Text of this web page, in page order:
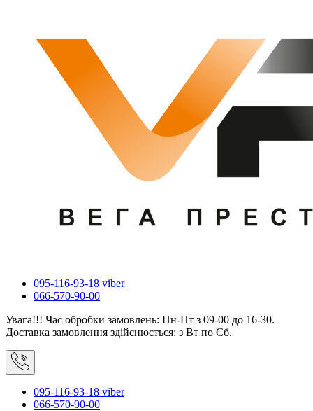
095-116-93-18 viber
066-570-90-00
Увага!!! Час обробки замовлень: Пн-Пт з 09-00 до 16-30.
Доставка замовлення здійснюється: з Вт по Сб.
095-116-93-18 viber
066-570-90-00